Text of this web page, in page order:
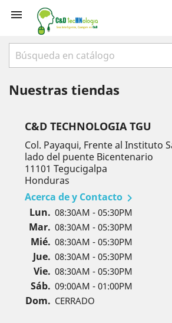

Nuestras tiendas
C&D TECHNOLOGIA TGU
Col. Payaqui, Frente al Instituto
lado del puente Bicentenario
11101 Tegucigalpa
Honduras
Acerca de y Contacto 
Lun. 08:30AM - 05:30PM
Mar. 08:30AM - 05:30PM
Mié. 08:30AM - 05:30PM
Jue. 08:30AM - 05:30PM
Vie. 08:30AM - 05:30PM
Sáb. 09:00AM - 01:00PM
Dom. CERRADO
Iniciar sesión
You need to be logged in to save
wish list.
Cancelar